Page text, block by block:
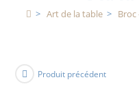
> Art de la table > Broc
Produit précédent